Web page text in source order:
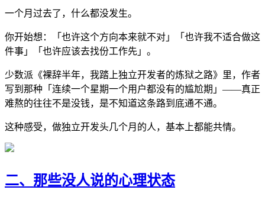
一个月过去了，什么都没发生。
你开始想：「也许这个方向本来就不对」「也许我不适合做这
件事」「也许应该去找份工作先」。
少数派《裸辞半年，我踏上独立开发者的炼狱之路》里，作者
写到那种「连续一个星期一个用户都没有的尴尬期」——真正
难熬的往往不是没钱，是不知道这条路到底通不通。
这种感受，做独立开发头几个月的人，基本上都能共情。
二、那些没人说的心理状态